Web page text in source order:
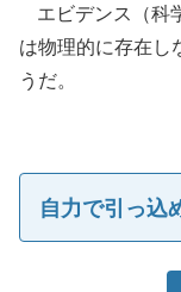
エビデンス（科
は物理的に存在し
うだ。
自力で引っ込